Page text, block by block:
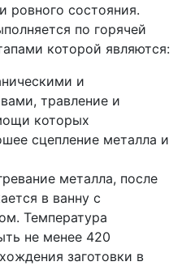
ровного состояния.
по горячей
которой являются:
и
травление и
которых
сцепление металла и
металла, после
в ванну с
Температура
не менее 420
заготовки в